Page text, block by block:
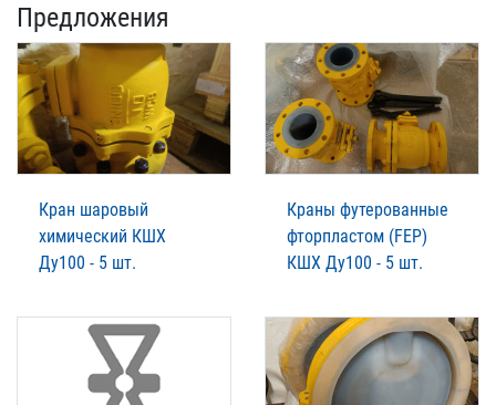
Предложения
Кран шаровый
химический КШХ
Ду100 - 5 шт.
Краны футерованные
фторпластом (FEP)
КШХ Ду100 - 5 шт.